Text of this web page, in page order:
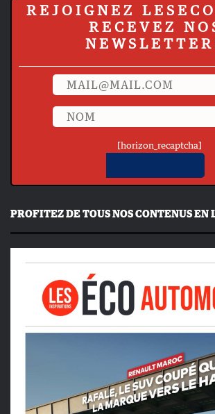
REJOIGNEZ
RECEVEZ
[horizon_recaptcha]
PROFITEZ DE TOUS NOS CONTENUS EN